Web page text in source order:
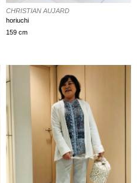
CHRISTIAN AUJARD
horiuchi
159 cm